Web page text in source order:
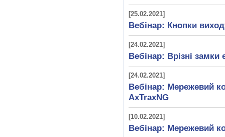
[25.02.2021]
Вебінар: Кнопки
[24.02.2021]
Вебінар: Врізні замки
[24.02.2021]
Вебінар: Мережевий
AxTraxNG
[10.02.2021]
Вебінар: Мережевий